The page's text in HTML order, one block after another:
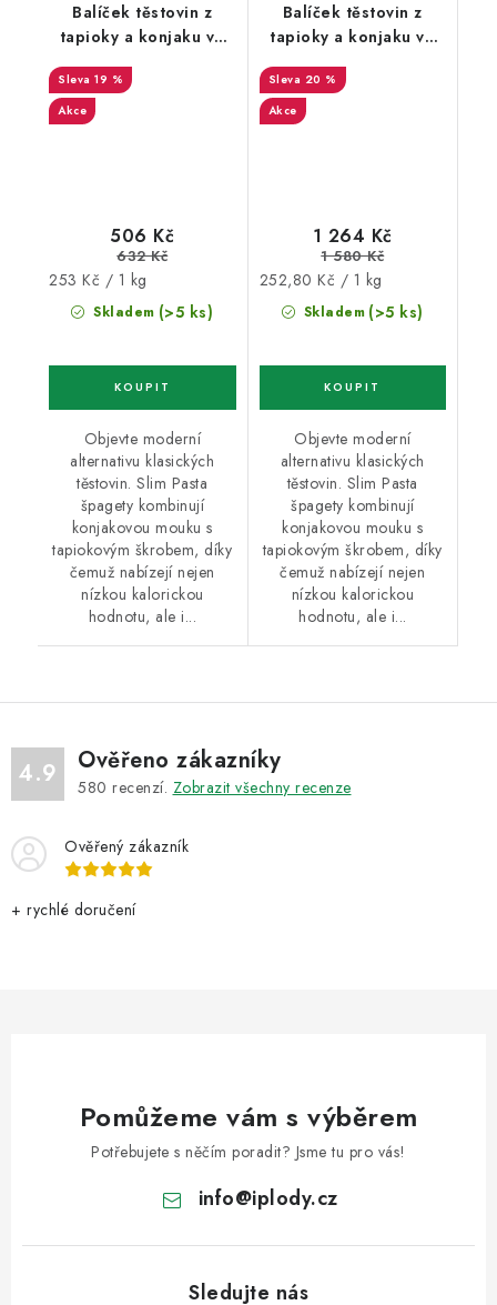
Balíček těstovin z
tapioky a konjaku ve
tvaru špaget bez
nálevu 8+2 zdarma
19 %
Akce
Skladem (>5 ks)
506 Kč
632 Kč
Měrná
cena:
253 Kč / 1 kg
Objevte moderní
alternativu klasických
těstovin. Slim Pasta
špagety kombinují
konjakovou mouku s
tapiokovým škrobem, díky
čemuž nabízejí nejen
nízkou kalorickou
hodnotu, ale i...
Balíček těstovin z
tapioky a konjaku ve
tvaru špaget bez
nálevu 20+5 zdarma
20 %
Akce
Skladem (>5 ks)
1 264 Kč
1 580 Kč
Měrná
cena:
252,80 Kč / 1 kg
Objevte moderní
alternativu klasických
těstovin. Slim Pasta
špagety kombinují
konjakovou mouku s
tapiokovým škrobem, díky
čemuž nabízejí nejen
nízkou kalorickou
hodnotu, ale i...
4.9 Ověřeno zákazníky
580 recenzí. Zobrazit všechny recenze
Ověřený zákazník
+ rychlé doručení
Pomůžeme vám s výběrem
Potřebujete s něčím poradit? Jsme tu pro vás!
info@iplody.cz